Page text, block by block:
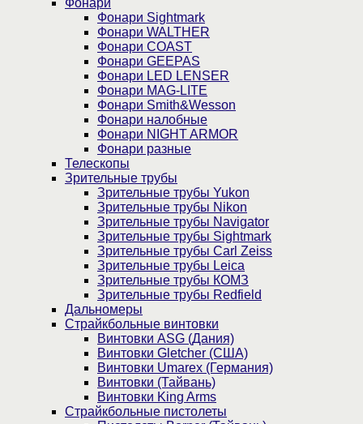
Фонари Sightmark
Фонари WALTHER
Фонари COAST
Фонари GEEPAS
Фонари LED LENSER
Фонари MAG-LITE
Фонари Smith&Wesson
Фонари налобные
Фонари NIGHT ARMOR
Фонари разные
Телескопы
Зрительные трубы
Зрительные трубы Yukon
Зрительные трубы Nikon
Зрительные трубы Navigator
Зрительные трубы Sightmark
Зрительные трубы Carl Zeiss
Зрительные трубы Leica
Зрительные трубы КОМЗ
Зрительные трубы Redfield
Дальномеры
Страйкбольные винтовки
Винтовки ASG (Дания)
Винтовки Gletcher (США)
Винтовки Umarex (Германия)
Винтовки (Тайвань)
Винтовки King Arms
Страйкбольные пистолеты